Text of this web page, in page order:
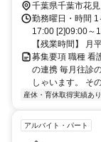
千葉県千葉市花
勤務曜日・時間
17:00 [2]09:00～
【残業時間】 月
募集要項 職種 看
の連携 毎月往診
しゃいます。 そ
産休・育休取得実績あり
アルバイト・パート